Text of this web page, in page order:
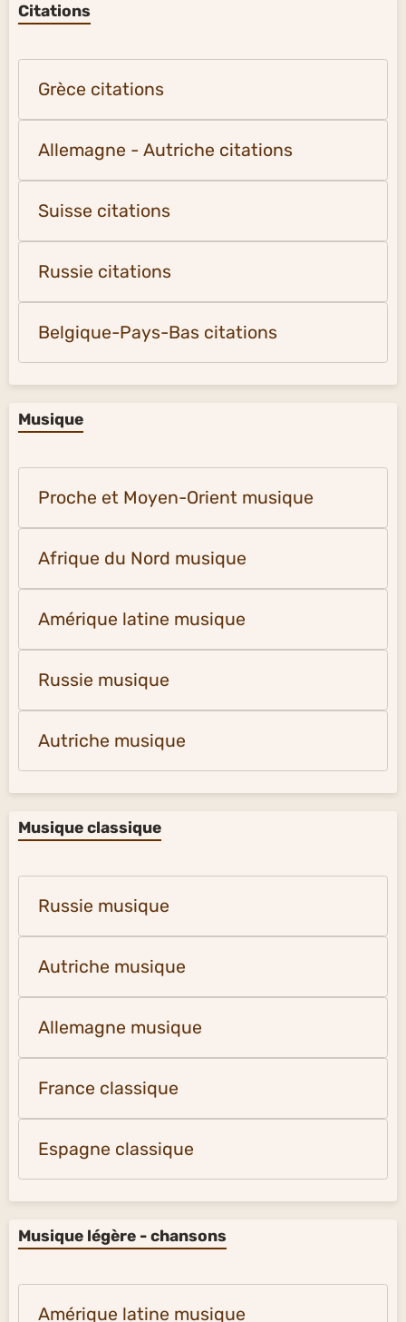
Citations
Grèce citations
Allemagne - Autriche citations
Suisse citations
Russie citations
Belgique-Pays-Bas citations
Musique
Proche et Moyen-Orient musique
Afrique du Nord musique
Amérique latine musique
Russie musique
Autriche musique
Musique classique
Russie musique
Autriche musique
Allemagne musique
France classique
Espagne classique
Musique légère - chansons
Amérique latine musique